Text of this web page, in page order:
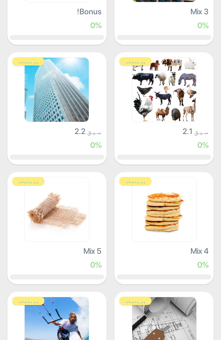
Mix 3
0%
Bonus!
0%
پرِیمیئم
سبق 2.1
0%
پرِیمیئم
سبق 2.2
0%
پرِیمیئم
Mix 4
0%
پرِیمیئم
Mix 5
0%
پرِیمیئم پرِیمیئم